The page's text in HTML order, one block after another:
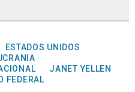
ESTADOS UNIDOS
JANET YELLEN
FEDERAL